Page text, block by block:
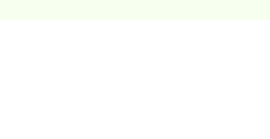
обогатитесь знаниями о
полученные знания и